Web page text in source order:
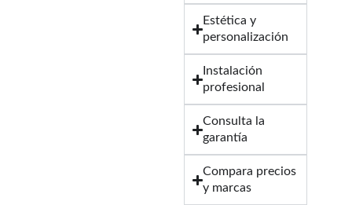
Estética y
personalización
Instalación
profesional
Consulta la
garantía
Compara precios
y marcas